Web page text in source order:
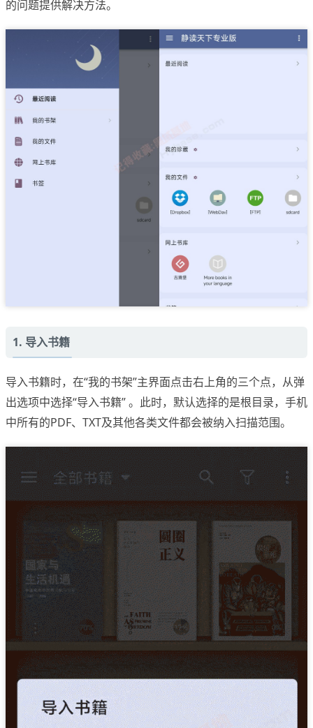
的问题提供解决方法。
1. 导入书籍
导入书籍时，在“我的书架”主界面点击右上角的三个点，从弹
出选项中选择“导入书籍” 。此时，默认选择的是根目录，手机
中所有的PDF、TXT及其他各类文件都会被纳入扫描范围。